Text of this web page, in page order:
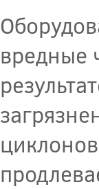
вредные